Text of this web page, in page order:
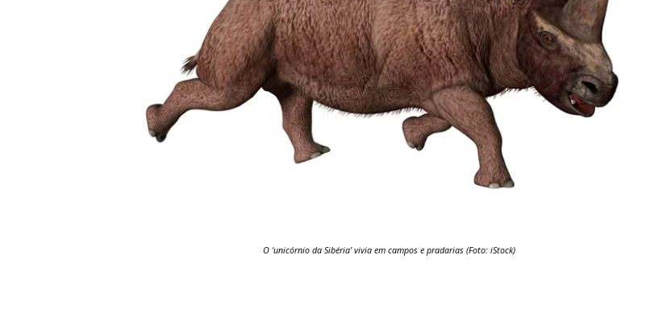
O ‘unicórnio da Sibéria’ vivia em campos e pradarias (Foto: iStock)